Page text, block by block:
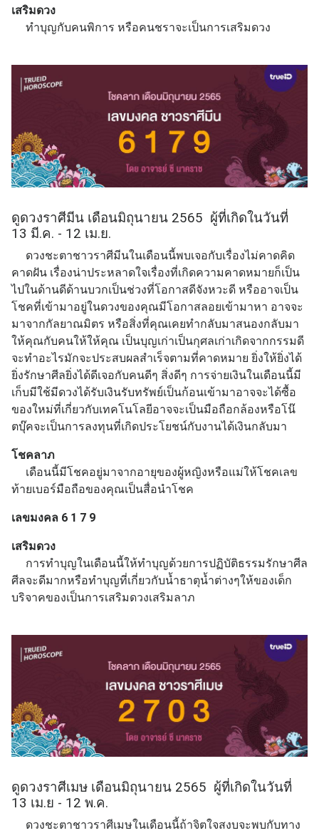
เสริมดวง
ทำบุญกับคนพิการ หรือคนชราจะเป็นการเสริมดวง
ดูดวงราศีมีน เดือนมิถุนายน 2565 ผู้ที่เกิดในวันที่
13 มี.ค. - 12 เม.ย.
ดวงชะตาชาวราศีมีนในเดือนนี้พบเจอกับเรื่องไม่คาดคิด
คาดฝัน เรื่องน่าประหลาดใจเรื่องที่เกิดความคาดหมายก็เป็น
ไปในด้านดีด้านบวกเป็นช่วงที่โอกาสดีจังหวะดี หรืออาจเป็น
โชคที่เข้ามาอยู่ในดวงของคุณมีโอกาสลอยเข้ามาหา อาจจะ
มาจากกัลยาณมิตร หรือสิ่งที่คุณเคยทำกลับมาสนองกลับมา
ให้คุณกับคนให้ให้คุณ เป็นบุญเก่าเป็นกุศลเก่าเกิดจากกรรมดี
จะทำอะไรมักจะประสบผลสำเร็จตามที่คาดหมาย ยิ่งให้ยิ่งได้
ยิ่งรักษาศีลยิ่งได้ดีเจอกับคนดีๆ สิ่งดีๆ การจ่ายเงินในเดือนนี้มี
เก็บมีใช้มีดวงได้รับเงินรับทรัพย์เป็นก้อนเข้ามาอาจจะได้ซื้อ
ของใหม่ที่เกี่ยวกับเทคโนโลยีอาจจะเป็นมือถือกล้องหรือโน๊
ตบุ๊คจะเป็นการลงทุนที่เกิดประโยชน์กับงานได้เงินกลับมา
โชคลาภ
เดือนนี้มีโชคอยู่มาจากอายุของผู้หญิงหรือแม่ให้โชคเลข
ท้ายเบอร์มือถือของคุณเป็นสื่อนำโชค
เลขมงคล 6 1 7 9
เสริมดวง
การทำบุญในเดือนนี้ให้ทำบุญด้วยการปฏิบัติธรรมรักษาศีล
ศีลจะดีมากหรือทำบุญที่เกี่ยวกับน้ำธาตุน้ำต่างๆให้ของเด็ก
บริจาคของเป็นการเสริมดวงเสริมลาภ
ดูดวงราศีเมษ เดือนมิถุนายน 2565 ผู้ที่เกิดในวันที่
13 เม.ย - 12 พ.ค.
ดวงชะตาชาวราศีเมษในเดือนนี้ถ้าจิตใจสงบจะพบกับทาง